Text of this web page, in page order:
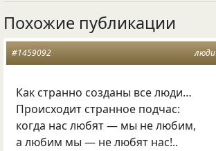
Похожие публикации
люди
#1459092
Как странно созданы все люди…
Происходит странное подчас:
когда нас любят — мы не любим,
а любим мы — не любят нас!..